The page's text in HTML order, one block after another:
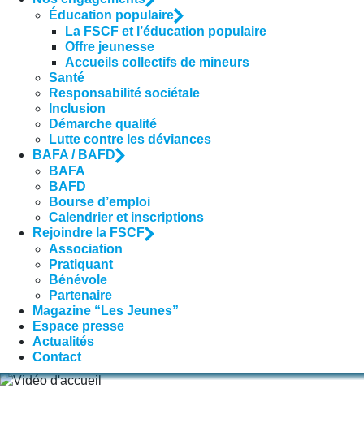
Éducation populaire
La FSCF et l’éducation populaire
Offre jeunesse
Accueils collectifs de mineurs
Santé
Responsabilité sociétale
Inclusion
Démarche qualité
Lutte contre les déviances
BAFA / BAFD
BAFA
BAFD
Bourse d’emploi
Calendrier et inscriptions
Rejoindre la FSCF
Association
Pratiquant
Bénévole
Partenaire
Magazine “Les Jeunes”
Espace presse
Actualités
Contact